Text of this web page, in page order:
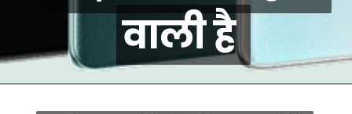
वाली है
वाली है